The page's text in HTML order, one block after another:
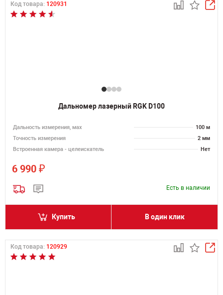
Код товара: 120931
Дальномер лазерный RGK D100
Дальность измерения, мах
100 м
Точность измерения
2 мм
Встроенная камера - целеискатель
Нет
6 990 ₽
Есть в наличии
Купить В один клик
Код товара: 120929